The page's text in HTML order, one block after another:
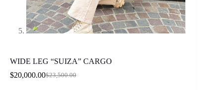
WIDE LEG “SUIZA” CARGO
$23,500.00
Original
$20,000.00Current